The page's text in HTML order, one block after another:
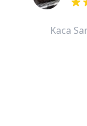
Kaca